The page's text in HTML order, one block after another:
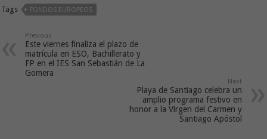
Tags FONDOS EUROPEOS
Previous
Este viernes finaliza el plazo de
matrícula en ESO, Bachillerato y
FP en el IES San Sebastián de La
Gomera
Next
Playa de Santiago celebra un
amplio programa festivo en
honor a la Virgen del Carmen y
Santiago Apóstol